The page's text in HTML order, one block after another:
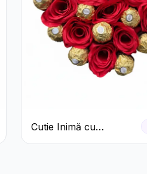
Cutie Inimă cu
Trandafiri Roșii și